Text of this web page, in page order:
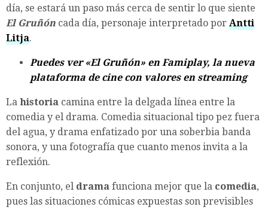
día, se estará un paso más cerca de sentir lo que siente
El Gruñón cada día, personaje interpretado por Antti
Litja.
Puedes ver «El Gruñón» en Famiplay, la nueva
plataforma de cine con valores en streaming
La historia camina entre la delgada línea entre la
comedia y el drama. Comedia situacional tipo pez fuera
del agua, y drama enfatizado por una soberbia banda
sonora, y una fotografía que cuanto menos invita a la
reflexión.
En conjunto, el drama funciona mejor que la comedia,
pues las situaciones cómicas expuestas son previsibles